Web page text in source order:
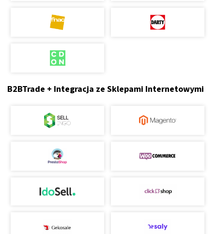
B2BTrade + Integracja ze Sklepami Internetowymi